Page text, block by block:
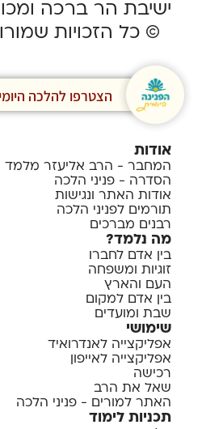
ישיבת הר ברכה
© כל הזכויות
הצטרפו להלכה
אודות
המחבר - הרב אליעזר מלמד
הסדרה - פניני הלכה
אודות האתר ונגישות
תורמים לפניני הלכה
רבנים מברכים
מה נלמד?
בין אדם לחברו
זוגיות ומשפחה
העם והארץ
בין אדם למקום
שבת ומועדים
שימושי
אפליקצייה לאנדרואיד
אפליקצייה לאייפון
רכישה
שאל את הרב
האתר למורים - פניני הלכה
תכניות לימוד